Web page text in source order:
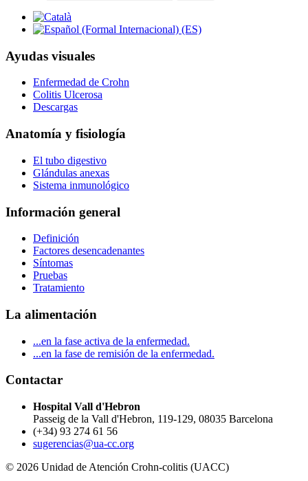
Ayudas visuales
Enfermedad de Crohn
Colitis Ulcerosa
Descargas
Anatomía y fisiología
El tubo digestivo
Glándulas anexas
Sistema inmunológico
Información general
Definición
Factores desencadenantes
Síntomas
Pruebas
Tratamiento
La alimentación
...en la fase activa de la enfermedad.
...en la fase de remisión de la enfermedad.
Contactar
Hospital Vall d'Hebron
Passeig de la Vall d'Hebron, 119-129, 08035 Barcelona
(+34) 93 274 61 56
sugerencias@ua-cc.org
© 2026 Unidad de Atención Crohn-colitis (UACC)